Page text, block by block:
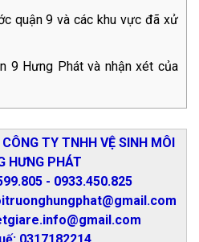
quận 9 và các khu vực đã xử
9 Hưng Phát và nhận xét của
TY TNHH VỆ SINH MÔI
HƯNG PHÁT
- 0933.450.825